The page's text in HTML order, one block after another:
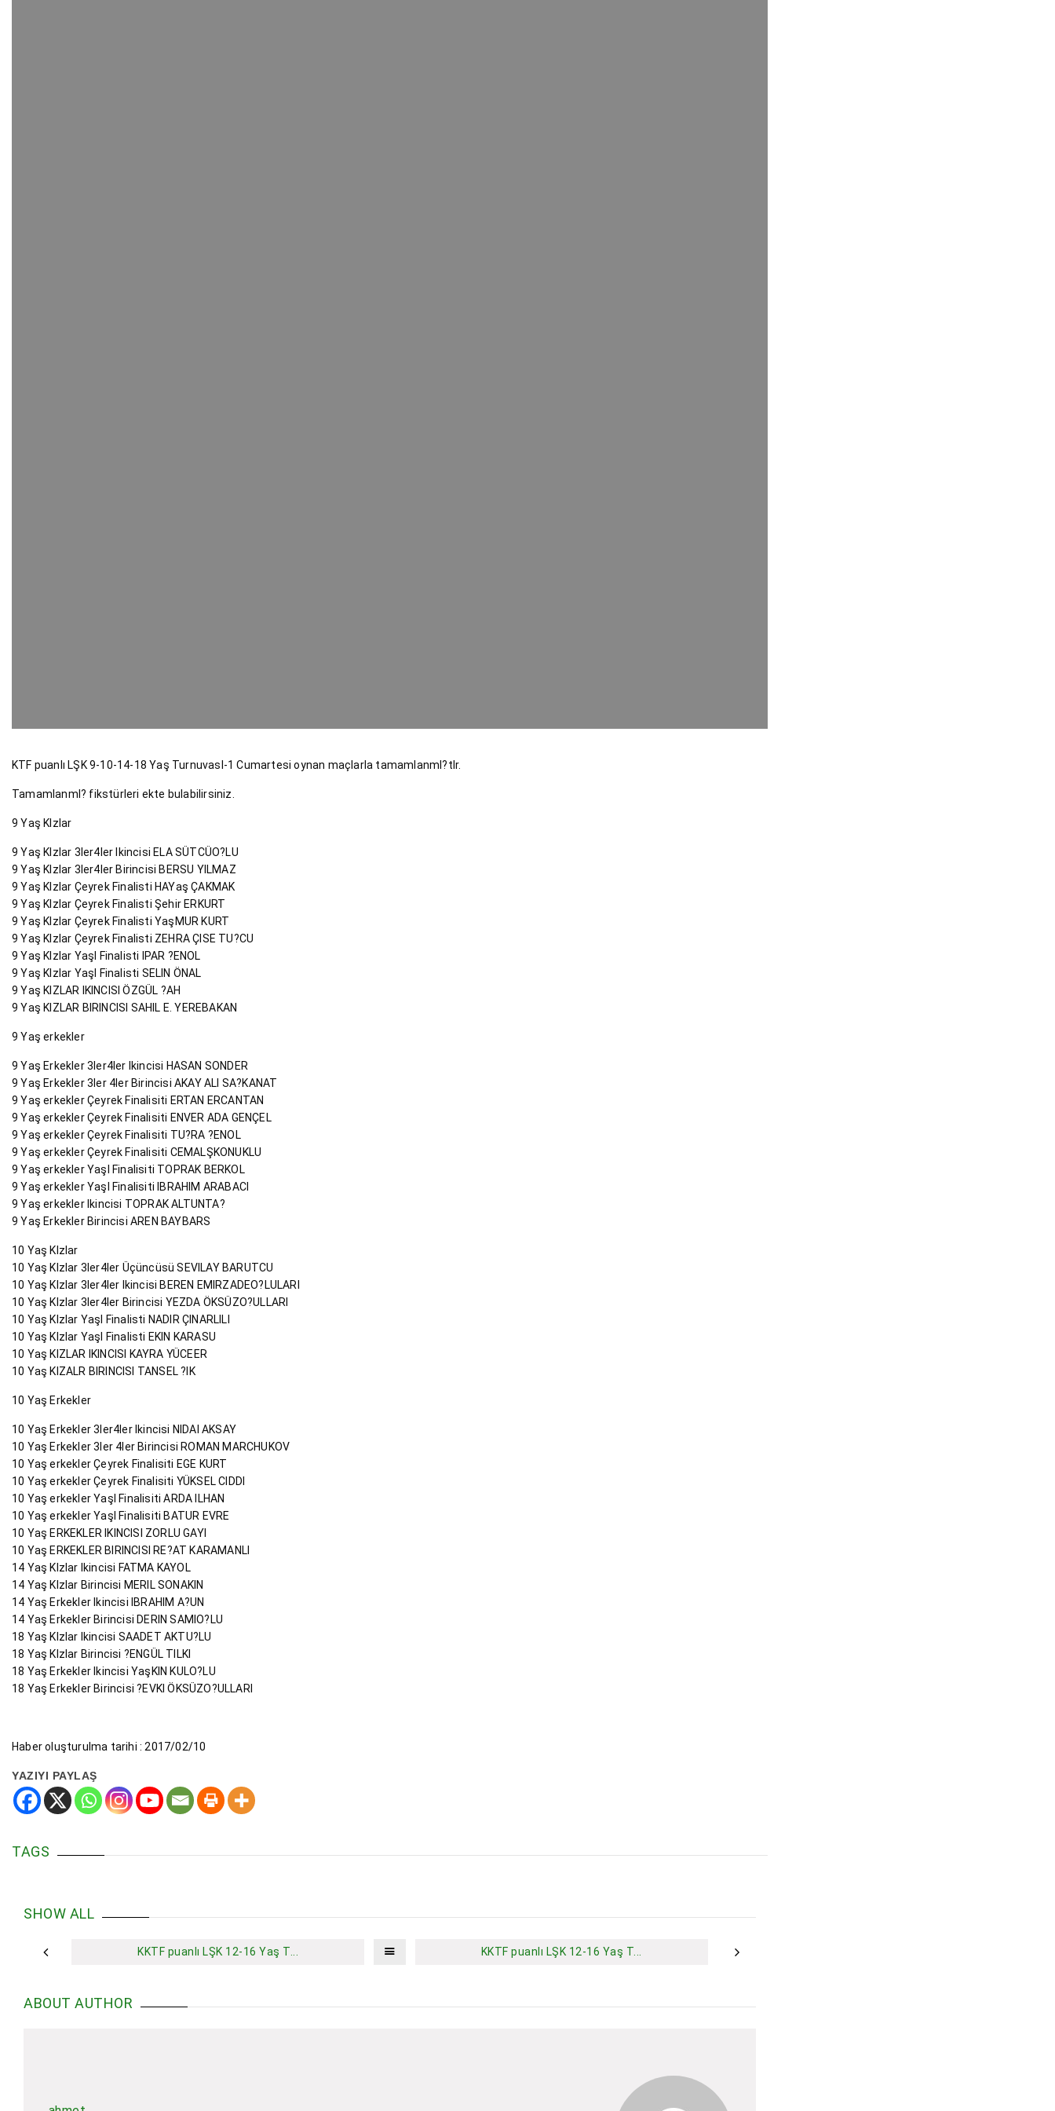
KTF puanlı LŞK 9-10-14-18 Yaş TurnuvasI-1 Cumartesi oynan maçlarla tamamlanmI?tIr.
TamamlanmI? fikstürleri ekte bulabilirsiniz.
9 Yaş KIzlar
9 Yaş KIzlar 3ler4ler Ikincisi ELA SÜTCÜO?LU
9 Yaş KIzlar 3ler4ler Birincisi BERSU YILMAZ
9 Yaş KIzlar Çeyrek Finalisti HAYaş ÇAKMAK
9 Yaş KIzlar Çeyrek Finalisti Şehir ERKURT
9 Yaş KIzlar Çeyrek Finalisti YaşMUR KURT
9 Yaş KIzlar Çeyrek Finalisti ZEHRA ÇISE TU?CU
9 Yaş KIzlar YaşI Finalisti IPAR ?ENOL
9 Yaş KIzlar YaşI Finalisti SELIN ÖNAL
9 Yaş KIZLAR IKINCISI ÖZGÜL ?AH
9 Yaş KIZLAR BIRINCISI SAHIL E. YEREBAKAN
9 Yaş erkekler
9 Yaş Erkekler 3ler4ler Ikincisi HASAN SONDER
9 Yaş Erkekler 3ler 4ler Birincisi AKAY ALI SA?KANAT
9 Yaş erkekler Çeyrek Finalisiti ERTAN ERCANTAN
9 Yaş erkekler Çeyrek Finalisiti ENVER ADA GENÇEL
9 Yaş erkekler Çeyrek Finalisiti TU?RA ?ENOL
9 Yaş erkekler Çeyrek Finalisiti CEMALŞKONUKLU
9 Yaş erkekler YaşI Finalisiti TOPRAK BERKOL
9 Yaş erkekler YaşI Finalisiti IBRAHIM ARABACI
9 Yaş erkekler Ikincisi TOPRAK ALTUNTA?
9 Yaş Erkekler Birincisi AREN BAYBARS
10 Yaş KIzlar
10 Yaş KIzlar 3ler4ler Üçüncüsü SEVILAY BARUTCU
10 Yaş KIzlar 3ler4ler Ikincisi BEREN EMIRZADEO?LULARI
10 Yaş KIzlar 3ler4ler Birincisi YEZDA ÖKSÜZO?ULLARI
10 Yaş KIzlar YaşI Finalisti NADIR ÇINARLILI
10 Yaş KIzlar YaşI Finalisti EKIN KARASU
10 Yaş KIZLAR IKINCISI KAYRA YÜCEER
10 Yaş KIZALR BIRINCISI TANSEL ?IK
10 Yaş Erkekler
10 Yaş Erkekler 3ler4ler Ikincisi NIDAI AKSAY
10 Yaş Erkekler 3ler 4ler Birincisi ROMAN MARCHUKOV
10 Yaş erkekler Çeyrek Finalisiti EGE KURT
10 Yaş erkekler Çeyrek Finalisiti YÜKSEL CIDDI
10 Yaş erkekler YaşI Finalisiti ARDA ILHAN
10 Yaş erkekler YaşI Finalisiti BATUR EVRE
10 Yaş ERKEKLER IKINCISI ZORLU GAYI
10 Yaş ERKEKLER BIRINCISI RE?AT KARAMANLI
14 Yaş KIzlar Ikincisi FATMA KAYOL
14 Yaş KIzlar Birincisi MERIL SONAKIN
14 Yaş Erkekler Ikincisi IBRAHIM A?UN
14 Yaş Erkekler Birincisi DERIN SAMIO?LU
18 Yaş KIzlar Ikincisi SAADET AKTU?LU
18 Yaş KIzlar Birincisi ?ENGÜL TILKI
18 Yaş Erkekler Ikincisi YaşKIN KULO?LU
18 Yaş Erkekler Birincisi ?EVKI ÖKSÜZO?ULLARI
Haber oluşturulma tarihi : 2017/02/10
YAZIYI PAYLAŞ
TAGS
SHOW ALL
KKTF puanlı LŞK 12-16 Yaş T... KKTF puanlı LŞK 12-16 Yaş T...
ABOUT AUTHOR